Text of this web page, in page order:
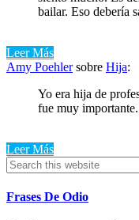
bailar. Eso debería
Leer Más
Amy Poehlersobre Hija:
Yo era hija de
fue muy
Leer Más
Primary
Sidebar
Search
this
website
Frases De Odio